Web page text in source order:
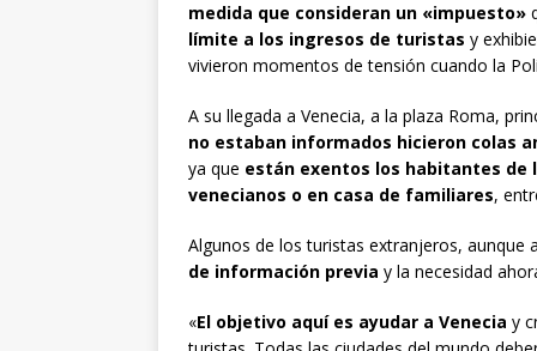
medida que consideran un «impuesto»
límite a los ingresos de turistas y
vivieron momentos de tensión cuando la
A su llegada a Venecia, a la plaza Roma,
no estaban informados hicieron colas
ya que están exentos los habitantes de
venecianos o en casa de familiares,
Algunos de los turistas extranjeros, aunque
de información previa y la necesidad
«El objetivo aquí es ayudar a Venecia y